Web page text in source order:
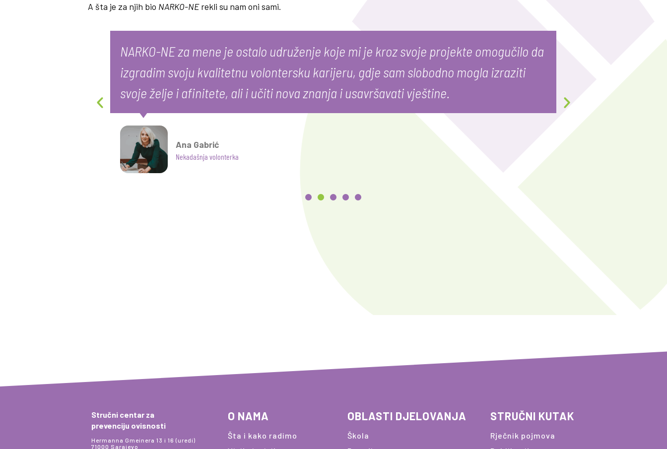
A šta je za njih bio NARKO-NErekli su nam oni sami.
NARKO-NE za mene je ostalo udruženje koje mi je kroz svoje projekte omogučilo da
izgradim svoju kvalitetnu volontersku karijeru, gdje sam slobodno mogla izraziti
svoje želje i afinitete, ali i učiti nova znanja i usavršavati vještine.
Ana Gabrić
Nekadašnja volonterka
Stručni centar za
prevenciju ovisnosti
Hermanna Gmeinera 13 i 16 (uredi)
71000 Sarajevo
O NAMA
Šta i kako radimo
OBLASTI DJELOVANJA
Škola
STRUČNI KUTAK
Rječnik pojmova